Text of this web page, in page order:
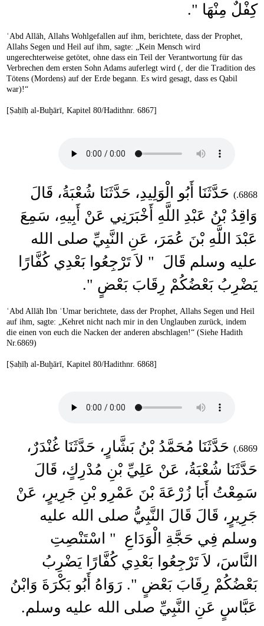
كِفْلٌ مِنْهَا ‏"‏‏.‏
ʿAbd Allāh, Allahs Wohlgefallen auf ihm, berichtete, dass der Prophet,
Allahs Segen und Heil auf ihm, sagte: „Kein Mensch wird
ungerechterweise getötet, ohne dass ein Teil der Verantwortung für das
Verbrechen dem ersten Sohn Adams auferlegt wird (, der die Tradition des
Tötens (Mordens) auf der Erde begann. Es wird gesagt, dass es Qabil
war)!“
[Ṣaḥīḥ al-Buḫārī, Kapitel 80/Hadithnr. 6867]
6868.)
حَدَّثَنَا أَبُو الْوَلِيدِ، حَدَّثَنَا شُعْبَةُ، قَالَ
وَاقِدُ بْنُ عَبْدِ اللَّهِ أَخْبَرَنِي عَنْ أَبِيهِ، سَمِعَ
عَبْدَ اللَّهِ بْنَ عُمَرَ، عَنِ النَّبِيِّ صلى الله
عليه وسلم قَالَ ‏ "‏ لاَ تَرْجِعُوا بَعْدِي كُفَّارًا
يَضْرِبُ بَعْضُكُمْ رِقَابَ بَعْضٍ ‏"‏‏.‏
ʿAbd Allāh Ibn ʿUmar berichtete, dass der Prophet, Allahs Segen und Heil
auf ihm, sagte: „Kehret nicht nach mir in den Unglauben zurück, indem
die einen von euch die Nacken der anderen abschlagen!“ (Siehe Hadith
Nr.6869)
[Ṣaḥīḥ al-Buḫārī, Kapitel 80/Hadithnr. 6868]
6869.)
حَدَّثَنَا مُحَمَّدُ بْنُ بَشَّارٍ، حَدَّثَنَا غُنْدَرٌ،
حَدَّثَنَا شُعْبَةُ، عَنْ عَلِيِّ بْنِ مُدْرِكٍ، قَالَ
سَمِعْتُ أَبَا زُرْعَةَ بْنَ عَمْرِو بْنِ جَرِيرٍ، عَنْ
جَرِيرٍ، قَالَ قَالَ النَّبِيُّ صلى الله عليه
وسلم فِي حَجَّةِ الْوَدَاعِ ‏ "‏ اسْتَنْصِتِ
النَّاسَ، لاَ تَرْجِعُوا بَعْدِي كُفَّارًا يَضْرِبُ
بَعْضُكُمْ رِقَابَ بَعْضٍ ‏"‏‏.‏ رَوَاهُ أَبُو بَكْرَةَ وَابْنُ
عَبَّاسٍ عَنِ النَّبِيِّ صلى الله عليه وسلم‏.‏